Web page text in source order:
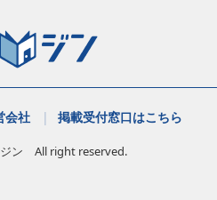
会社 掲載受付窓口はこちら
ン All right reserved.